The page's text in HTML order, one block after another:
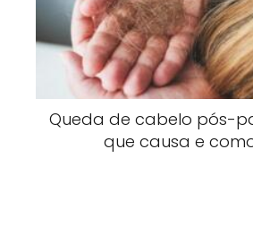
Queda de cabelo pós-
que causa e